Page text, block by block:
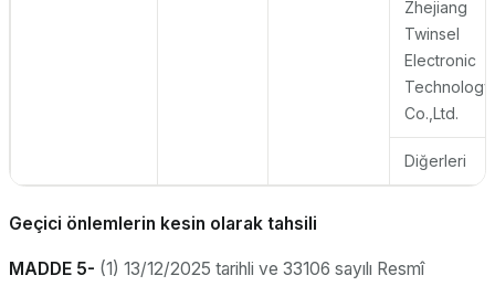
Zhejiang
Twinsel
Electronic
Technology
Co.,Ltd.
Diğerleri
Geçici önlemlerin kesin olarak tahsili
MADDE 5- (1) 13/12/2025 tarihli ve 33106 sayılı Resmî